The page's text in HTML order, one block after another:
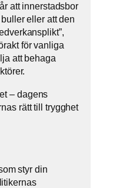
att innerstadsbor
eller att den
för vanliga
att behaga
– dagens
rätt till trygghet
styr din